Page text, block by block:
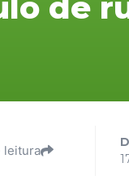
de
leitura